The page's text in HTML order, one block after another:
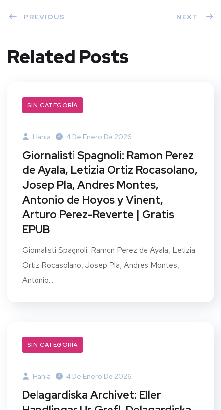
PREVIOUS NEXT
Related Posts
SIN CATEGORÍA
Hania 4 De Enero De 2026
Giornalisti Spagnoli: Ramon Perez
de Ayala, Letizia Ortiz Rocasolano,
Josep Pla, Andres Montes,
Antonio de Hoyos y Vinent,
Arturo Perez-Reverte | Gratis
EPUB
Giornalisti Spagnoli: Ramon Perez de Ayala, Letizia
Ortiz Rocasolano, Josep Pla, Andres Montes,
Antonio...
SIN CATEGORÍA
Hania 4 De Enero De 2026
Delagardiska Archivet: Eller